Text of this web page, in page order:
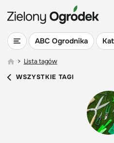
ABC Ogrodnika
> Lista tagów
WSZYSTKIE TAGI